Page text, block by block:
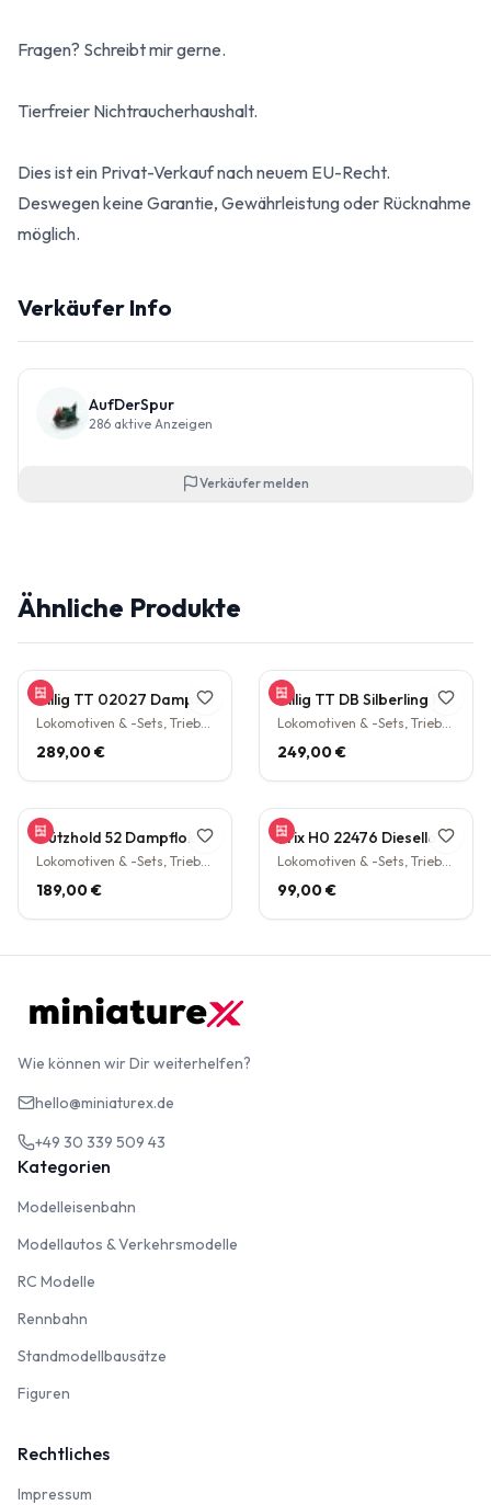
Fragen? Schreibt mir gerne.
Tierfreier Nichtraucherhaushalt.
Dies ist ein Privat-Verkauf nach neuem EU-Recht.
Deswegen keine Garantie, Gewährleistung oder Rücknahme
möglich.
Verkäufer Info
AufDerSpur
286 aktive Anzeigen
Verkäufer melden
Ähnliche Produkte
Tillig TT 02027 Dampflokomotive BR 38.10 der DB Epoche III Personenzuglok Schlepptender rarität
Lokomotiven & -Sets, Triebwagen
289,00 €
Tillig TT DB Silberling Nahverkehrs-Zugset 4-teilig Steuerwagen Hasenkasten Köln HBF Epoche IV rarität
Lokomotiven & -Sets, Triebwagen
249,00 €
Gützhold 52 Dampflokomotive 32 700 DB Tender Epoche III DC NEM H0 1:87
Lokomotiven & -Sets, Triebwagen
189,00 €
Trix H0 22476 Diesellokomotive BR V160 003 DB NEM Epoche IV H0 1:87
Lokomotiven & -Sets, Triebwagen
99,00 €
Wie können wir Dir weiterhelfen?
hello@miniaturex.de
+49 30 339 509 43
Kategorien
Modelleisenbahn
Modellautos & Verkehrsmodelle
RC Modelle
Rennbahn
Standmodellbausätze
Figuren
Rechtliches
Impressum